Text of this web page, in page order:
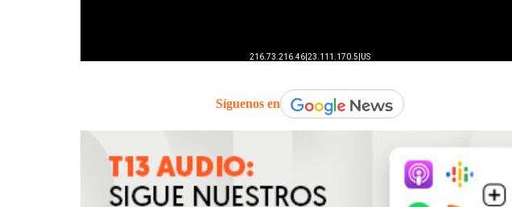
Síguenos en